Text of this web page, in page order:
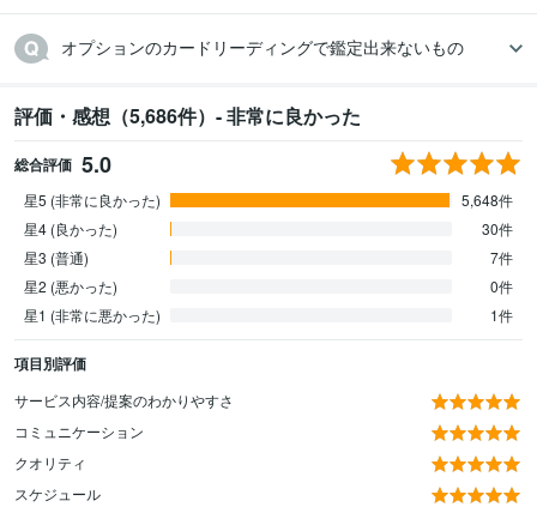
オプションのカードリーディングで鑑定出来ないもの
評価・感想（5,686件）- 非常に良かった
総合評価 5.0
星5 (非常に良かった)
5,648件
星4 (良かった)
30件
星3 (普通)
7件
星2 (悪かった)
0件
星1 (非常に悪かった)
1件
項目別評価
サービス内容/提案のわかりやすさ
コミュニケーション
クオリティ
スケジュール